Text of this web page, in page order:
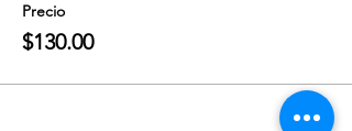
Precio
$130.00